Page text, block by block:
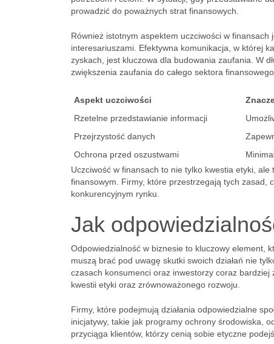
prowadzić do poważnych strat finansowych.
Również istotnym aspektem uczciwości w
interesariuszami. Efektywna komunikacja, w której
zyskach, jest kluczowa dla budowania zaufania. W
zwiększenia zaufania do całego sektora finansowego.
Aspekt uczciwości
Rzetelne przedstawianie informacji
Przejrzystość danych
Ochrona przed oszustwami
Uczciwość w finansach to nie tylko kwestia etyki,
finansowym. Firmy, które przestrzegają tych zasad,
konkurencyjnym rynku.
Jak
Odpowiedzialność w biznesie to kluczowy element,
muszą brać pod uwagę skutki swoich działań nie
czasach konsumenci oraz inwestorzy coraz
kwestii etyki oraz zrównoważonego rozwoju.
Firmy, które podejmują działania odpowiedzialne
inicjatywy, takie jak programy ochrony środowiska,
przyciąga klientów, którzy cenią sobie etyczne